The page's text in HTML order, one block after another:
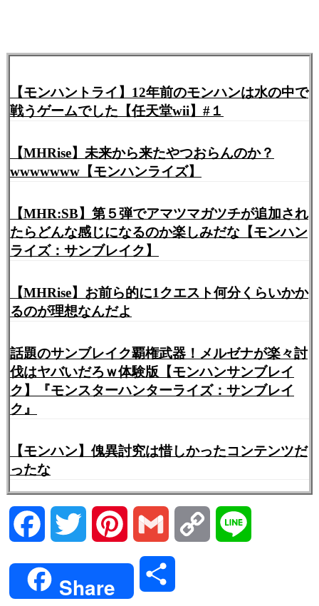
【モンハントライ】12年前のモンハンは水の中で
戦うゲームでした【任天堂wii】#１
【MHRise】未来から来たやつおらんのか？
wwwwwww【モンハンライズ】
【MHR:SB】第５弾でアマツマガツチが追加され
たらどんな感じになるのか楽しみだな【モンハン
ライズ：サンブレイク】
【MHRise】お前ら的に1クエスト何分くらいかか
るのが理想なんだよ
話題のサンブレイク覇権武器！メルゼナが楽々討
伐はヤバいだろｗ体験版【モンハンサンブレイ
ク】『モンスターハンターライズ：サンブレイ
ク』
【モンハン】傀異討究は惜しかったコンテンツだ
ったな
Facebook Twitter Pinterest Gmail Copy
Share